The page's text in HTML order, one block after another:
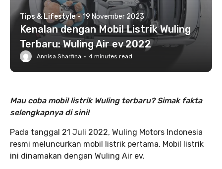
Tips & Lifestyle · 19 November 2023
Kenalan dengan Mobil Listrik Wuling
Terbaru: Wuling Air ev 2022
Annisa Sharfina · 4 minutes read
Mau coba mobil listrik Wuling terbaru? Simak fakta
selengkapnya di sini!
Pada tanggal 21 Juli 2022, Wuling Motors Indonesia
resmi meluncurkan mobil listrik pertama. Mobil listrik
ini dinamakan dengan Wuling Air ev.